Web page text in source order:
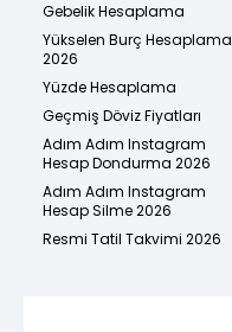
Gebelik Hesaplama
Yükselen Burç Hesaplama
2026
Yüzde Hesaplama
Geçmiş Döviz Fiyatları
Adım Adım Instagram
Hesap Dondurma 2026
Adım Adım Instagram
Hesap Silme 2026
Resmi Tatil Takvimi 2026